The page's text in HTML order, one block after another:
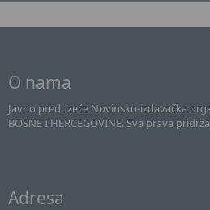
O nama
Javno preduzeće Novinsko-izdavačka
BOSNE I HERCEGOVINE. Sva prava
Adresa